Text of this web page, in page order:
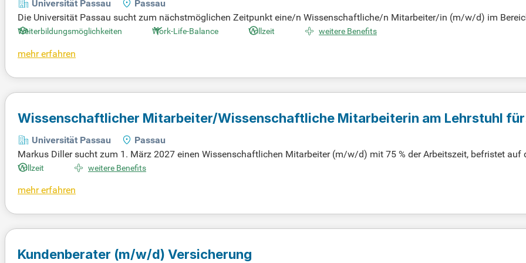
Universität Passau
Passau
Die Universität Passau sucht zum nächstmöglichen Zeitpunkt eine/n Wissenschaftliche/n Mitarbeiter/in (m/w/d) im
nable AI. Die Stelle ist auf drei Jahre befristet und umfasst 75 Prozent der regelmäßigen wöchentlichen Arbeitszeit. Die
glicht. Hier vereinen sich Wirtschafts-, Informatik- und Rechtswissenschaften sowie Kulturwissenschaften. Profitiere von
Weiterbildungsmöglichkeiten Work-Life-Balance Vollzeit weitere Benefits
mehr erfahren
Wissenschaftlicher Mitarbeiter/Wissenschaftliche Mitarbeiterin am Lehrstuhl für
Betriebswirtschaftslehre mit Schwerpunkt Taxation - Passau
Universität Passau
Passau
Markus Diller sucht zum 1. März 2027 einen Wissenschaftlichen Mitarbeiter (m/w/d) mit 75 % der Arbeitszeit, befristet auf
ngsoption. Die Vergütung erfolgt nach Entgeltgruppe 13 TV-L. Die Stelle bietet die Möglichkeit, an spannenden
ng und sehr guten Englischkenntnissen. Neben der Forschung sind auch Lehrtätigkeiten in Form von Übungen möglich.
Vollzeit weitere Benefits
mehr erfahren
Kundenberater (m/w/d) Versicherung